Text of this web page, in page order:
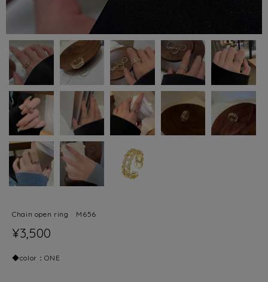
Chain open ring M656
¥3,500
◆color：ONE